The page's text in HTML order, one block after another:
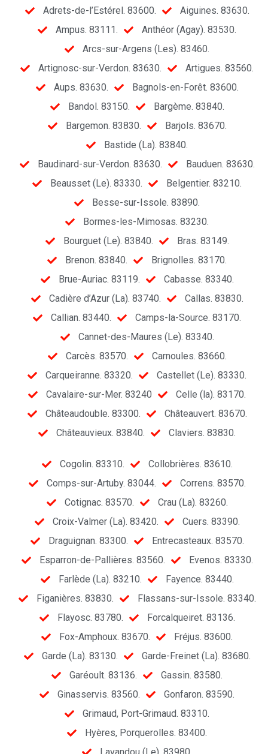
Adrets-de-l’Estérel. 83600.
Aiguines. 83630.
Ampus. 83111.
Anthéor (Agay). 83530.
Arcs-sur-Argens (Les). 83460.
Artignosc-sur-Verdon. 83630.
Artigues. 83560.
Aups. 83630.
Bagnols-en-Forêt. 83600.
Bandol. 83150.
Bargème. 83840.
Bargemon. 83830.
Barjols. 83670.
Bastide (La). 83840.
Baudinard-sur-Verdon. 83630.
Bauduen. 83630.
Beausset (Le). 83330.
Belgentier. 83210.
Besse-sur-Issole. 83890.
Bormes-les-Mimosas. 83230.
Bourguet (Le). 83840.
Bras. 83149.
Brenon. 83840.
Brignolles. 83170.
Brue-Auriac. 83119.
Cabasse. 83340.
Cadière d’Azur (La). 83740.
Callas. 83830.
Callian. 83440.
Camps-la-Source. 83170.
Cannet-des-Maures (Le). 83340.
Carcès. 83570.
Carnoules. 83660.
Carqueiranne. 83320.
Castellet (Le). 83330.
Cavalaire-sur-Mer. 83240
Celle (la). 83170.
Châteaudouble. 83300.
Châteauvert. 83670.
Châteauvieux. 83840.
Claviers. 83830.
Cogolin. 83310.
Collobrières. 83610.
Comps-sur-Artuby. 83044.
Correns. 83570.
Cotignac. 83570.
Crau (La). 83260.
Croix-Valmer (La). 83420.
Cuers. 83390.
Draguignan. 83300.
Entrecasteaux. 83570.
Esparron-de-Pallières. 83560.
Evenos. 83330.
Farlède (La). 83210.
Fayence. 83440.
Figanières. 83830.
Flassans-sur-Issole. 83340.
Flayosc. 83780.
Forcalqueiret. 83136.
Fox-Amphoux. 83670.
Fréjus. 83600.
Garde (La). 83130.
Garde-Freinet (La). 83680.
Garéoult. 83136.
Gassin. 83580.
Ginasservis. 83560.
Gonfaron. 83590.
Grimaud, Port-Grimaud. 83310.
Hyères, Porquerolles. 83400.